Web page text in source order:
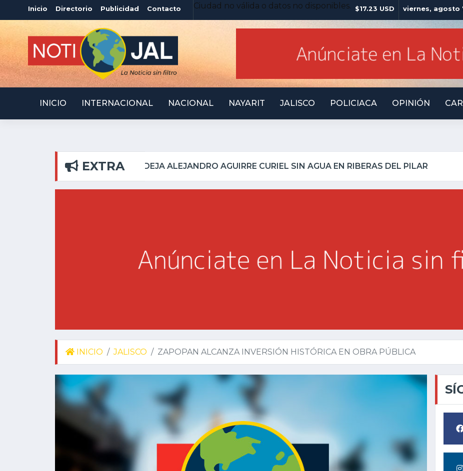
Inicio Directorio Publicidad Contacto Ciudad no válida o datos no disponibles. $17.23 USD viernes, agosto
INICIO INTERNACIONAL NACIONAL NAYARIT JALISCO POLICIACA OPINIÓN
EXTRA ATOTONILQUILLO INSEGURO Y AL VIRREY NO LE IMPORTA
INICIO JALISCO ZAPOPAN ALCANZA INVERSIÓN HISTÓRICA EN OBRA PÚBLICA